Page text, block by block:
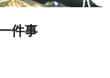
件事